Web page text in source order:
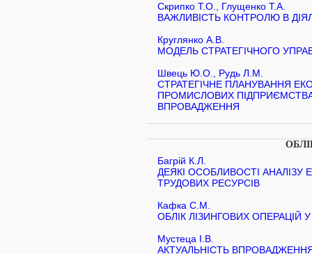
Скрипко Т.О., Глущенко Т.А.
ВАЖЛИВІСТЬ КОНТРОЛЮ В
Круглянко А.В.
МОДЕЛЬ СТРАТЕГІЧНОГО
Швець Ю.О., Рудь Л.М.
СТРАТЕГІЧНЕ ПЛАНУВАННЯ
ПРОМИСЛОВИХ
ВПРОВАДЖЕННЯ
Багрій К.Л.
ДЕЯКІ ОСОБЛИВОСТІ
ТРУДОВИХ РЕСУРСІВ
Кафка С.М.
ОБЛІК ЛІЗИНГОВИХ ОПЕРАЦІЙ
Мустеца І.В.
АКТУАЛЬНІСТЬ